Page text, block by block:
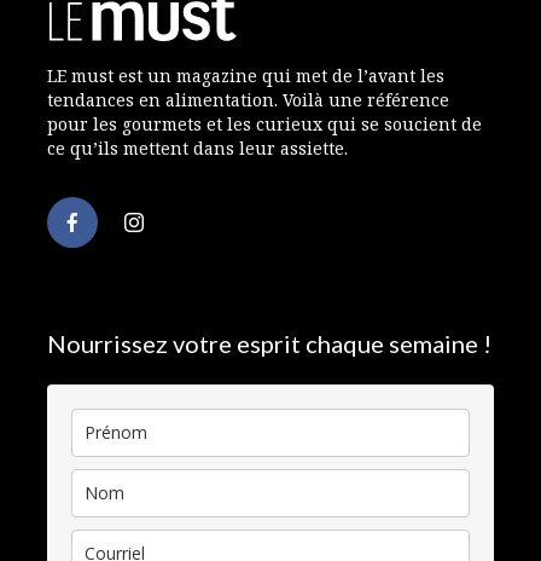
LE must est un magazine qui met de l’avant les
tendances en alimentation. Voilà une référence
pour les gourmets et les curieux qui se soucient de
ce qu’ils mettent dans leur assiette.
Nourrissez votre esprit chaque semaine !